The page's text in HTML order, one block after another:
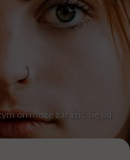
on może zarazić się od